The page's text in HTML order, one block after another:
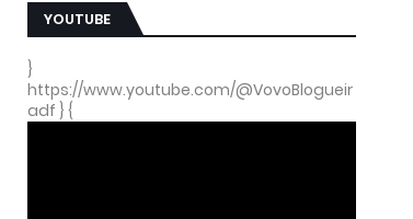
YOUTUBE
}
https://www.youtube.com/@VovoBlogueir
adf } {